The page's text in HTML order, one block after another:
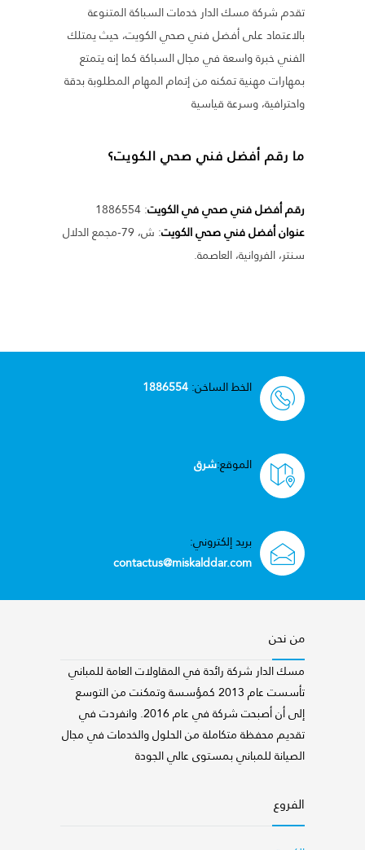
تقدم شركة مسك الدار خدمات السباكة المتنوعة
بالاعتماد على أفضل فني صحي الكويت، حيث يمتلك
الفني خبرة واسعة في مجال السباكة كما إنه يتمتع
بمهارات مهنية تمكنه من إتمام المهام المطلوبة بدقة
واحترافية، وسرعة قياسية
ما رقم أفضل فني صحي الكويت؟
رقم أفضل فني صحي في الكويت: 1886554
عنوان أفضل فني صحي الكويت
: ش، 79-مجمع الدلال
سنتر، الفروانية، العاصمة.
الخط الساخن:1886554
الموقع:شرق
بريد إلكتروني:
contactus@miskalddar.com
من نحن
مسك الدار شركة رائدة في المقاولات العامة للمباني
تأسست عام 2013 كمؤسسة وتمكنت من التوسع
إلى أن أصبحت شركة في عام 2016. وانفردت في
تقديم محفظة متكاملة من الحلول والخدمات في مجال
الصيانة للمباني بمستوى عالي الجودة
الفروع